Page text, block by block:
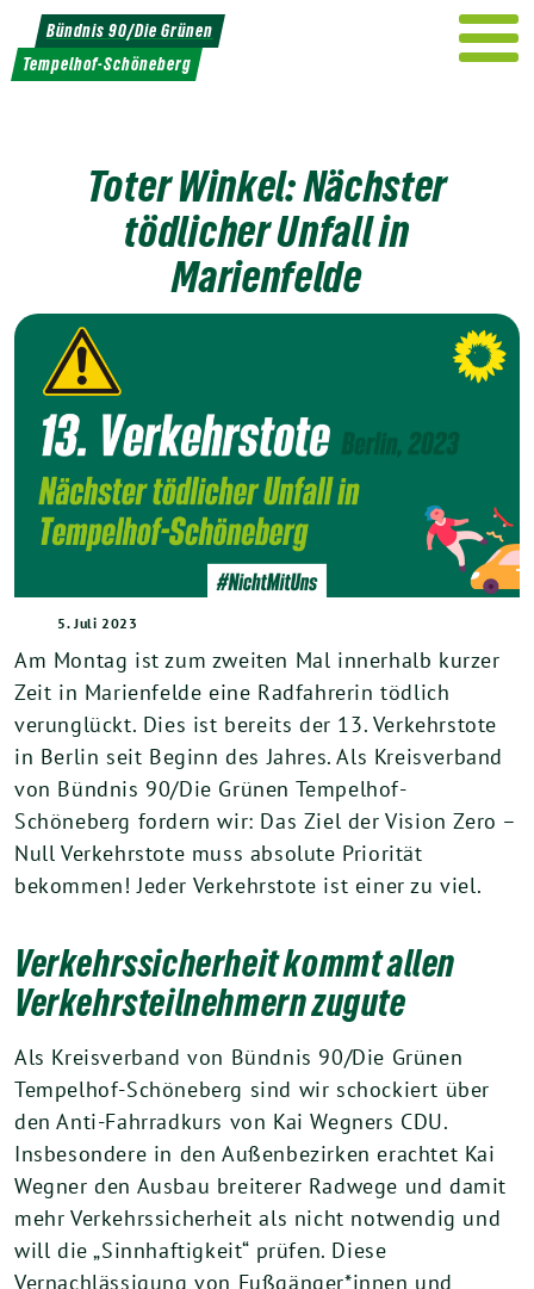
Weiter
zum
Inhalt
Bündnis 90/Die Grünen
Tempelhof-Schöneberg
Toter Winkel: Nächster
tödlicher Unfall in
Marienfelde
5. Juli 2023
Am Montag ist zum zweiten Mal innerhalb kurzer
Zeit in Marienfelde eine Radfahrerin tödlich
verunglückt. Dies ist bereits der 13. Verkehrstote
in Berlin seit Beginn des Jahres. Als Kreisverband
von Bündnis 90/Die Grünen Tempelhof-
Schöneberg fordern wir: Das Ziel der Vision Zero –
Null Verkehrstote muss absolute Priorität
bekommen! Jeder Verkehrstote ist einer zu viel.
Verkehrssicherheit kommt allen
Verkehrsteilnehmern zugute
Als Kreisverband von Bündnis 90/Die Grünen
Tempelhof-Schöneberg sind wir schockiert über
den Anti-Fahrradkurs von Kai Wegners CDU.
Insbesondere in den Außenbezirken erachtet Kai
Wegner den Ausbau breiterer Radwege und damit
mehr Verkehrssicherheit als nicht notwendig und
will die „Sinnhaftigkeit“ prüfen. Diese
Vernachlässigung von Fußgänger*innen und